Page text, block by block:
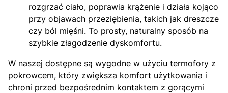
rozgrzać ciało, poprawia krążenie i działa kojąco
przy objawach przeziębienia, takich jak dreszcze
czy ból mięśni. To prosty, naturalny sposób na
szybkie złagodzenie dyskomfortu.
W naszej dostępne są wygodne w użyciu termofory z
pokrowcem, który zwiększa komfort użytkowania i
chroni przed bezpośrednim kontaktem z gorącymi